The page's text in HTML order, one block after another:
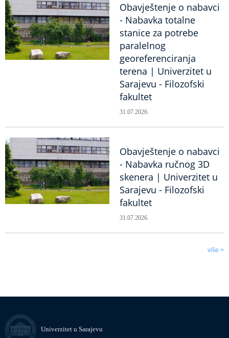
Obavještenje o nabavci
- Nabavka totalne
stanice za potrebe
paralelnog
georeferenciranja
terena | Univerzitet u
Sarajevu - Filozofski
fakultet
31.07.2026.
Obavještenje o nabavci
- Nabavka ručnog 3D
skenera | Univerzitet u
Sarajevu - Filozofski
fakultet
31.07.2026.
više >
Univerzitet u Sarajevu